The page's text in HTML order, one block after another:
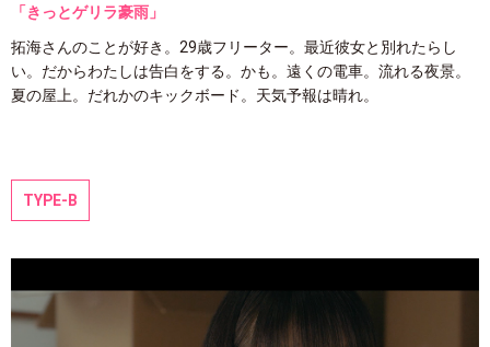
「きっとゲリラ豪雨」
拓海さんのことが好き。29歳フリーター。最近彼女と別れたらし
い。だからわたしは告白をする。かも。遠くの電車。流れる夜景。
夏の屋上。だれかのキックボード。天気予報は晴れ。
TYPE-B